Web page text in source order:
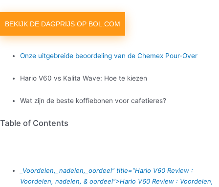
BEKIJK DE DAGPRIJS OP BOL.COM
Onze uitgebreide beoordeling van de Chemex Pour-Over
Hario V60 vs Kalita Wave: Hoe te kiezen
Wat zijn de beste koffiebonen voor cafetieres?
Table of Contents
_Voordelen,_nadelen,_oordeel” title=”Hario V60 Review:
Voordelen, nadelen, & oordeel”>Hario V60 Review: Voordelen,